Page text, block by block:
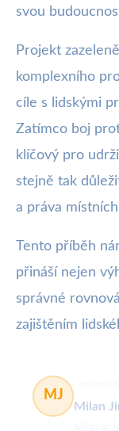
svou
Projekt
komplexního
cíle s lidskými
Zatímco boj
klíčový pro
stejně tak
a práva
Tento příběh
přináší nejen
správné
zajištěním
MJ
Milan